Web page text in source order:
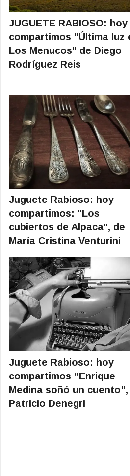
JUGUETE RABIOSO: hoy
compartimos "Última luz
Los Menucos" de Diego
Rodríguez Reis
Juguete Rabioso: hoy
compartimos: "Los
cubiertos de Alpaca", de
María Cristina Venturini
Juguete Rabioso: hoy
compartimos “Enrique
Medina soñó un cuento”,
Patricio Denegri